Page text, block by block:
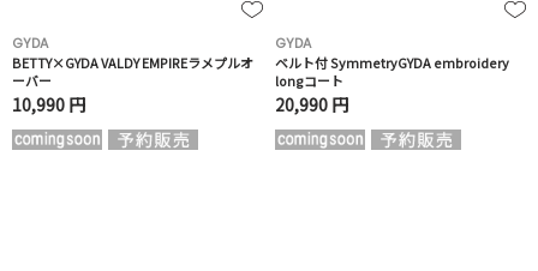
GYDA
BETTY×GYDA VALDY EMPIREラメプルオ
ーバー
10,990 円
GYDA
ベルト付 SymmetryGYDA embroidery
longコート
20,990 円